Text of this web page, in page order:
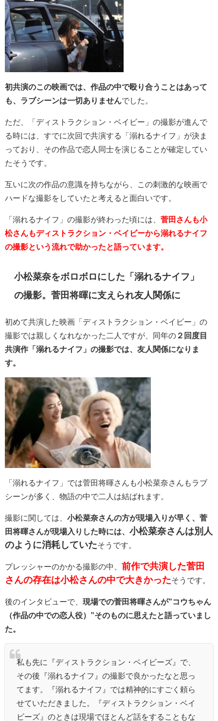
初共演のこの映画では、作品の中で殴り合うことはあって
も、ラブシーンは一切ありませんでした。
ただ、「ディストラクション・ベイビー」の撮影が進んで
る時には、すでに次回で共演する「溺れるナイフ」が決ま
っており、その作品で恋人同士を演じることが確定してい
たそうです。
互いに次の作品の意識を持ちながら、この刺激的な映画で
ハードな撮影をしていたと考えると面白いです。
「溺れるナイフ」の撮影が終わった頃には、 菅田さんも小
松さんもディストラクション・ベイビーから溺れるナイフ
の撮影という流れで助かったと語っています。
小松菜奈をボロボロにした「溺れるナイフ」
の撮影。菅田将暉に支えられ友人関係に
初めて共演した映画「ディストラクション・ベイビー」の
撮影では親しくなれなかった二人ですが、同年の ２回度目
共演作「溺れるナイフ」の撮影では、友人関係になりま
す。
「溺れるナイフ」では菅田将暉さんも小松菜奈さんもラブ
シーンが多く、物語の中で二人は結ばれます。
撮影に関しては、 小松菜奈さんの方が現場入りが早く、菅
田将暉さんが現場入りした時には、 小松菜奈さんは別人
のように消耗していたそうです。
プレッシャーのかかる撮影の中、 前作で共演した菅田
さんの存在は小松さんの中で大きかったそうです。
後のインタビューで、 現場での菅田将暉さんが”コウちゃん
（作品の中での恋人役）”そのものに思えたと語っていまし
た。
私も先に『ディストラクション・ベイビーズ』で、
その後『溺れるナイフ』の撮影で良かったなと思っ
てます。『溺れるナイフ』では精神的にすごく頼ら
せていただきました。『ディストラクション・ベイ
ビーズ』のときは現場でほとんど話をすることもな